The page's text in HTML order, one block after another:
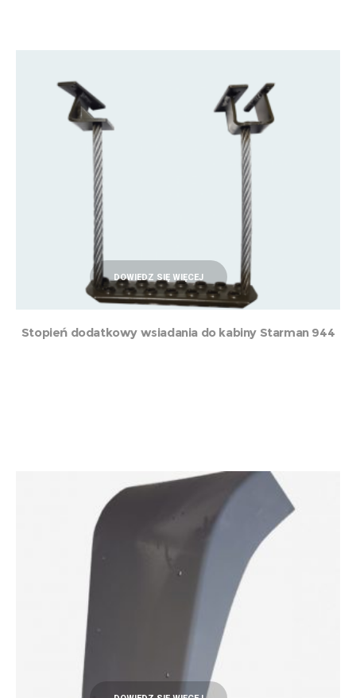
DOWIEDZ SIĘ WIĘCEJ
Stopień dodatkowy wsiadania do kabiny Starman 944